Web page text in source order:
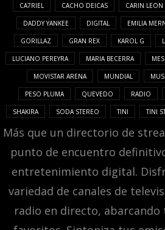
CA7RIEL CACHO DEICAS CARIN LEON
DADDY YANKEE DIGITAL EMILIA
GORILLAZ GRAN REX KAROL G
LUCIANO PEREYRA MARIA BECERRA
MOVISTAR ARENA MUNDIAL
PESO PLUMA QUEVEDO RADIO
SHAKIRA SODA STEREO TINI TINI
Más que un directorio de
punto de encuentro
entretenimiento digital.
variedad de canales de
radio en directo,